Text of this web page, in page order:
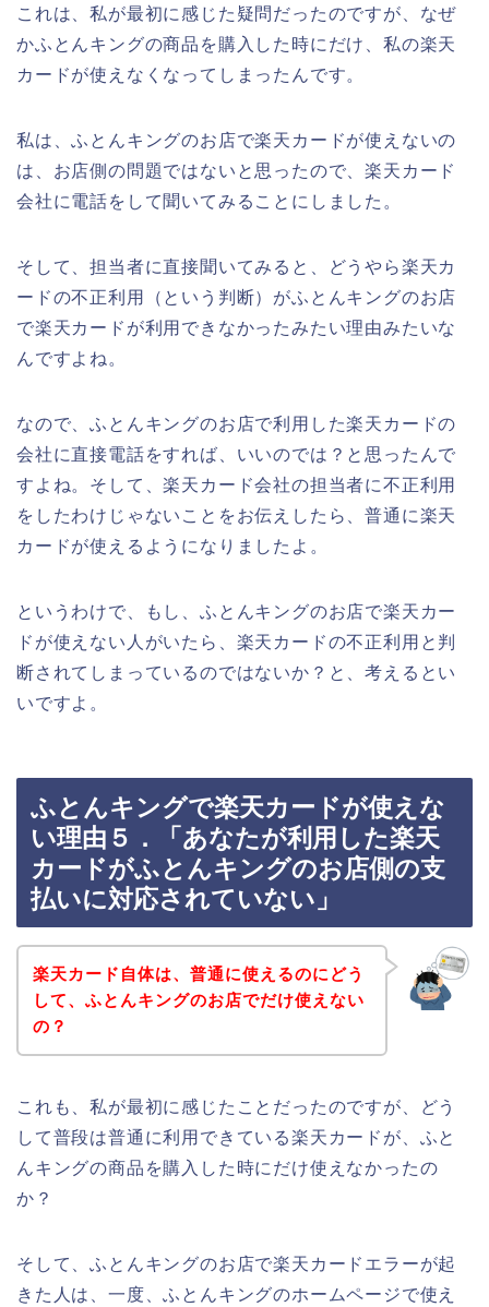
これは、私が最初に感じた疑問だったのですが、なぜ
かふとんキングの商品を購入した時にだけ、私の楽天
カードが使えなくなってしまったんです。
私は、ふとんキングのお店で楽天カードが使えないの
は、お店側の問題ではないと思ったので、楽天カード
会社に電話をして聞いてみることにしました。
そして、担当者に直接聞いてみると、どうやら楽天カ
ードの不正利用（という判断）がふとんキングのお店
で楽天カードが利用できなかったみたい理由みたいな
んですよね。
なので、ふとんキングのお店で利用した楽天カードの
会社に直接電話をすれば、いいのでは？と思ったんで
すよね。そして、楽天カード会社の担当者に不正利用
をしたわけじゃないことをお伝えしたら、普通に楽天
カードが使えるようになりましたよ。
というわけで、もし、ふとんキングのお店で楽天カー
ドが使えない人がいたら、楽天カードの不正利用と判
断されてしまっているのではないか？と、考えるとい
いですよ。
ふとんキングで楽天カードが使えな
い理由５．「あなたが利用した楽天
カードがふとんキングのお店側の支
払いに対応されていない」
楽天カード自体は、普通に使えるのにどう
して、ふとんキングのお店でだけ使えない
の？
これも、私が最初に感じたことだったのですが、どう
して普段は普通に利用できている楽天カードが、ふと
んキングの商品を購入した時にだけ使えなかったの
か？
そして、ふとんキングのお店で楽天カードエラーが起
きた人は、一度、ふとんキングのホームページで使え